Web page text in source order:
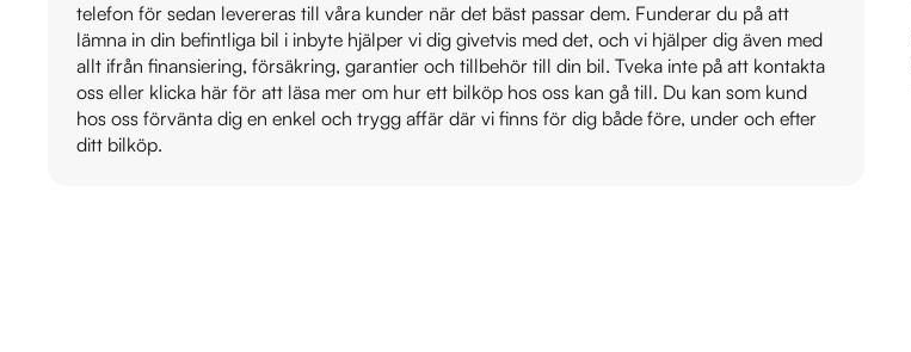
telefon för sedan levereras till våra kunder när det bäst passar dem. Funderar du på att
lämna in din befintliga bil i inbyte hjälper vi dig givetvis med det, och vi hjälper dig även med
allt ifrån finansiering, försäkring, garantier och tillbehör till din bil. Tveka inte på att kontakta
oss eller klicka här för att läsa mer om hur ett bilköp hos oss kan gå till. Du kan som kund
hos oss förvänta dig en enkel och trygg affär där vi finns för dig både före, under och efter
ditt bilköp.